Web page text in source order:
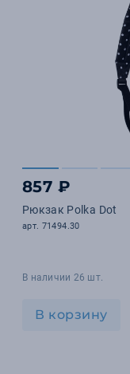
857 ₽
Рюкзак Polka Dot
арт. 71494.30
В наличии 26 шт.
В корзину